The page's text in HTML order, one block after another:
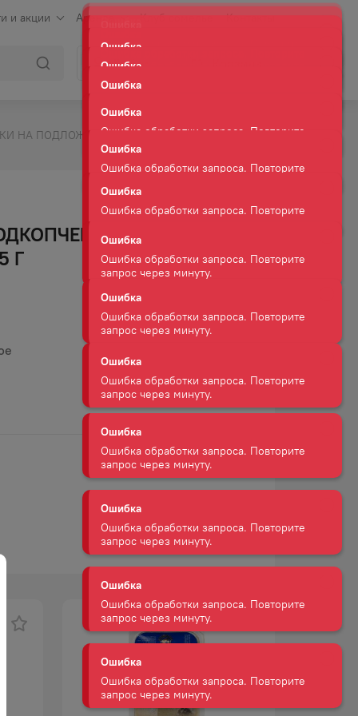
и акции Аренда Клуб сомелье Контакты
Войти
НА ПОДЛОЖКЕ 75 Г
ФИЛЕ
Г
Ошибка обработки запроса. Повторите
запрос через минуту.
Ошибка
Ошибка обработки запроса. Повторите
запрос через минуту.
Ошибка
Ошибка обработки запроса. Повторите
запрос через минуту.
Ошибка
Ошибка обработки запроса. Повторите
Ошибка обработки запроса. Повторите
запрос через минуту.
Ошибка
Ошибка обработки запроса. Повторите
запрос через минуту.
Ошибка
Ошибка обработки запроса. Повторите
запрос через минуту.
Ошибка
Ошибка обработки запроса. Повторите
запрос через минуту.
Ошибка
Ошибка обработки запроса. Повторите
запрос через минуту.
Ошибка
Ошибка обработки запроса. Повторите
запрос через минуту.